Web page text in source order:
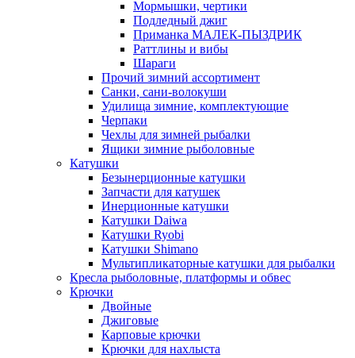
Мормышки, чертики
Подледный джиг
Приманка МАЛЕК-ПЫЗДРИК
Раттлины и вибы
Шараги
Прочий зимний ассортимент
Санки, сани-волокуши
Удилища зимние, комплектующие
Черпаки
Чехлы для зимней рыбалки
Ящики зимние рыболовные
Катушки
Безынерционные катушки
Запчасти для катушек
Инерционные катушки
Катушки Daiwa
Катушки Ryobi
Катушки Shimano
Мультипликаторные катушки для рыбалки
Кресла рыболовные, платформы и обвес
Крючки
Двойные
Джиговые
Карповые крючки
Крючки для нахлыста